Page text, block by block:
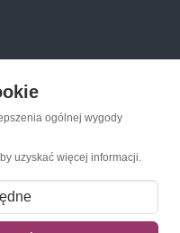
ogólnej wygody
uzyskać więcej informacji.